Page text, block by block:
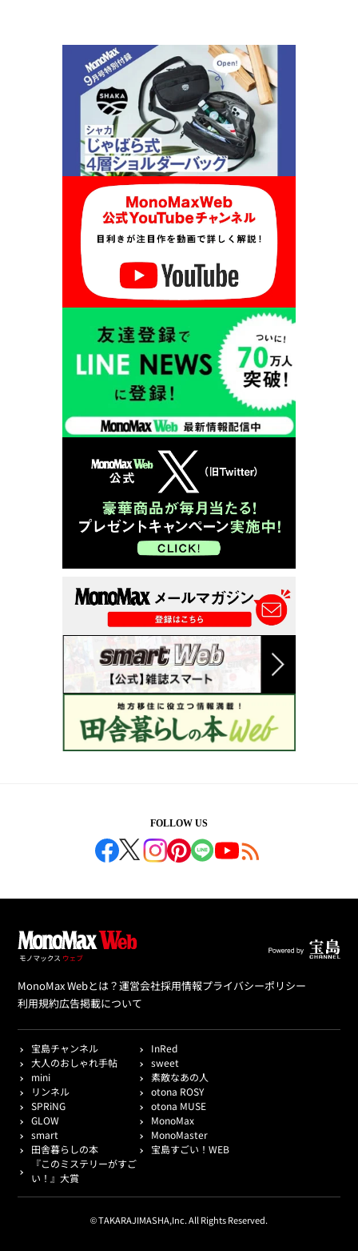
FOLLOW US
MonoMax Webとは？運営会社採用情報プライバシーポリシー
利用規約広告掲載について
宝島チャンネル
InRed
大人のおしゃれ手帖
sweet
mini
素敵なあの人
リンネル
otona ROSY
SPRiNG
otona MUSE
GLOW
MonoMax
smart
MonoMaster
田舎暮らしの本
宝島すごい！WEB
『このミステリーがすご
い！』大賞
© TAKARAJIMASHA,Inc. All Rights Reserved.